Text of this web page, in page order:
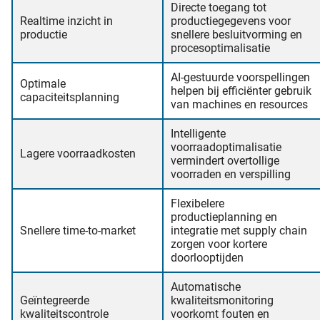
Realtime inzicht in
productie
Directe toegang tot
productiegegevens voor
snellere besluitvorming en
procesoptimalisatie
Optimale
capaciteitsplanning
AI-gestuurde voorspellingen
helpen bij efficiënter gebruik
van machines en resources
Lagere voorraadkosten
Intelligente
voorraadoptimalisatie
vermindert overtollige
voorraden en verspilling
Snellere time-to-market
Flexibelere
productieplanning en
integratie met supply chain
zorgen voor kortere
doorlooptijden
Geïntegreerde
kwaliteitscontrole
Automatische
kwaliteitsmonitoring
voorkomt fouten en